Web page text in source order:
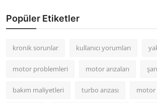
Popüler Etiketler
kronik sorunlar kullanıcı yorumları
motor problemleri motor arızaları
bakım maliyetleri turbo arızası motor